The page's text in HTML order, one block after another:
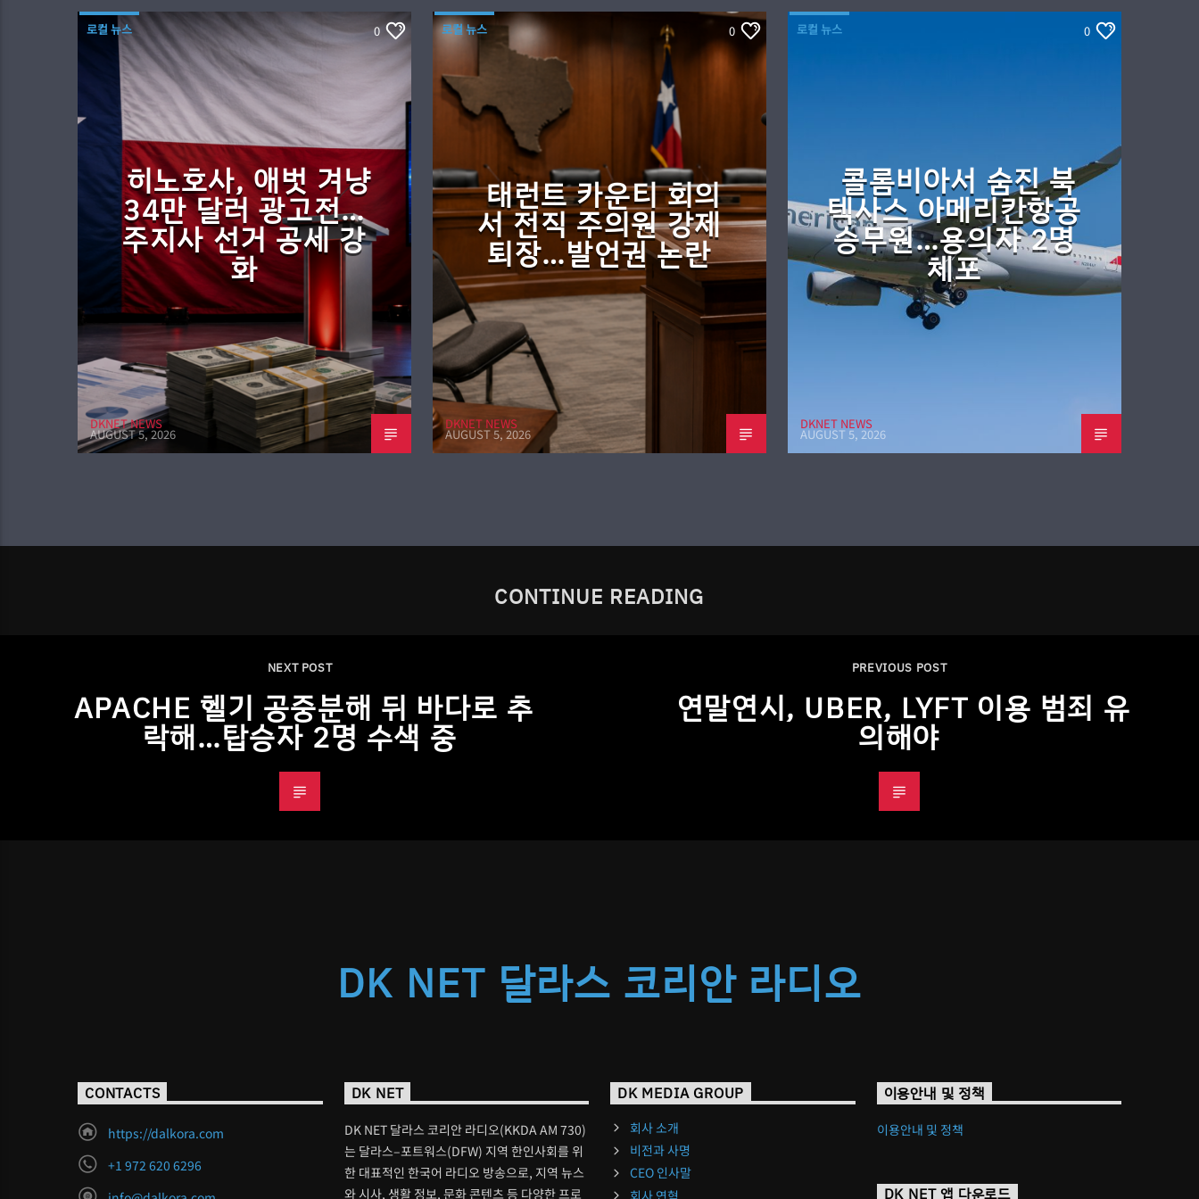
로컬 뉴스 0
히노호사, 애벗 겨냥
34만 달러 광고전…
주지사 선거 공세 강
화
DKNET NEWS
AUGUST 5, 2026
로컬 뉴스 0
태런트 카운티 회의
서 전직 주의원 강제
퇴장…발언권 논란
DKNET NEWS
AUGUST 5, 2026
로컬 뉴스 0
콜롬비아서 숨진 북
텍사스 아메리칸항공
승무원…용의자 2명
체포
DKNET NEWS
AUGUST 5, 2026
CONTINUE READING
NEXT POST
APACHE 헬기 공중분해 뒤 바다로 추
락해…탑승자 2명 수색 중
PREVIOUS POST
연말연시, UBER, LYFT 이용 범죄 유
의해야
DK NET 달라스 코리안 라디오
CONTACTS
https://dalkora.com
+1 972 620 6296
DK NET
DK NET 달라스 코리안 라디오(KKDA AM 730)
는 달라스–포트워스(DFW) 지역 한인사회를 위
한 대표적인 한국어 라디오 방송으로, 지역 뉴스
와 시사, 생활 정보, 문화 콘텐츠 등 다양한 프로
DK MEDIA GROUP
회사 소개
비전과 사명
CEO 인사말
회사 연혁
이용안내 및 정책
이용안내 및 정책
DK NET 앱 다운로드